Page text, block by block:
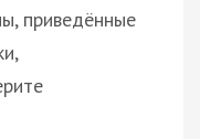
приведённые